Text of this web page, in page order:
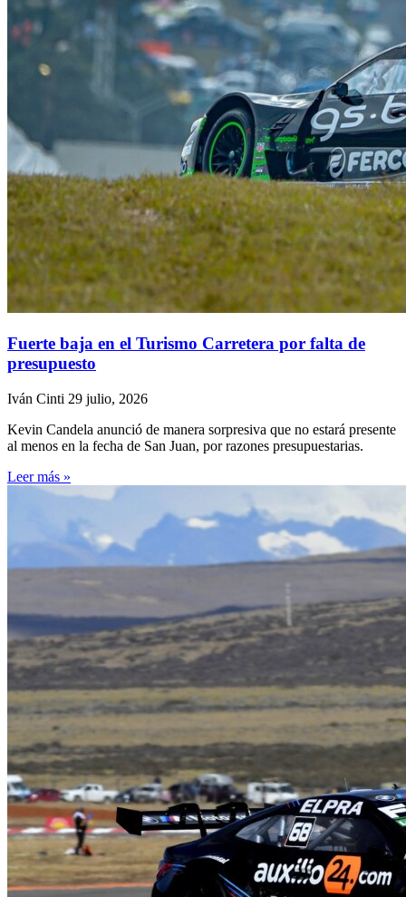
Fuerte baja en el Turismo Carretera por falta de
presupuesto
Iván Cinti 29 julio, 2026
Kevin Candela anunció de manera sorpresiva que no estará presente
al menos en la fecha de San Juan, por razones presupuestarias.
Leer más »